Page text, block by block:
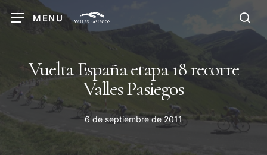
MENU
Vuelta España etapa 18 recorre
Valles Pasiegos
6 de septiembre de 2011